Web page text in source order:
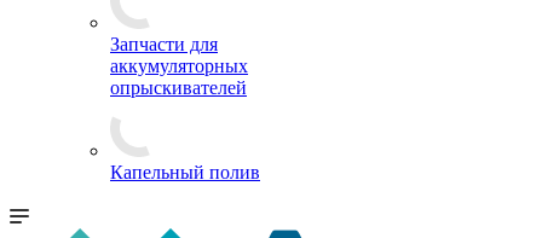
Запчасти для
аккумуляторных
опрыскивателей
Капельный полив